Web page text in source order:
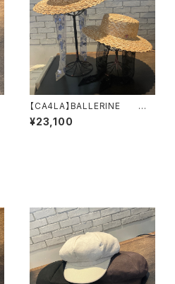
【CA4LA】BALLERINE
¥23,100